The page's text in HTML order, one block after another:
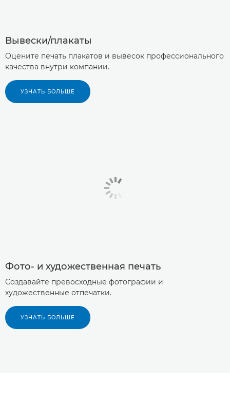
Вывески/плакаты
Оцените печать плакатов и вывесок профессионального
качества внутри компании.
УЗНАТЬ БОЛЬШЕ
Фото- и художественная печать
Создавайте превосходные фотографии и
художественные отпечатки.
УЗНАТЬ БОЛЬШЕ